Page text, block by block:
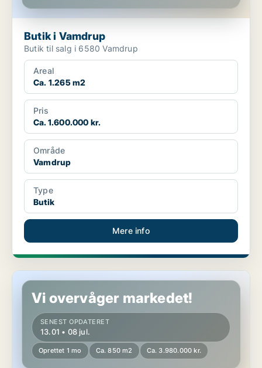
Butik i Vamdrup
Butik til salg i 6580 Vamdrup
Areal
Ca. 1.265 m2
Pris
Ca. 1.600.000 kr.
Område
Vamdrup
Type
Butik
Mere info
Butik i Esbjerg
Vi overvåger markedet!
SENEST OPDATERET
13.01 • 08 jul.
Oprettet 1 mo Ca. 850 m2 Ca. 3.980.000 kr.